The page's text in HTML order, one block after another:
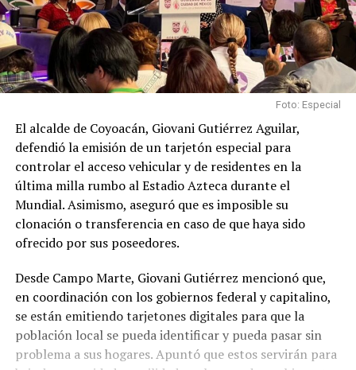
Foto: Especial
El alcalde de Coyoacán, Giovani Gutiérrez Aguilar,
defendió la emisión de un tarjetón especial para
controlar el acceso vehicular y de residentes en la
última milla rumbo al Estadio Azteca durante el
Mundial. Asimismo, aseguró que es imposible su
clonación o transferencia en caso de que haya sido
ofrecido por sus poseedores.
Desde Campo Marte, Giovani Gutiérrez mencionó que,
en coordinación con los gobiernos federal y capitalino,
se están emitiendo tarjetones digitales para que la
población local se pueda identificar y pueda pasar sin
problema a sus hogares. Apuntó que estos servirán para